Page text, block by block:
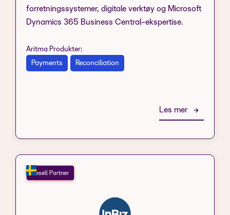
forretningssystemer, digitale verktøy og Microsoft
Dynamics 365 Business Central-ekspertise.
Aritma Produkter:
Payments Reconciliation
Les mer
Resell Partner